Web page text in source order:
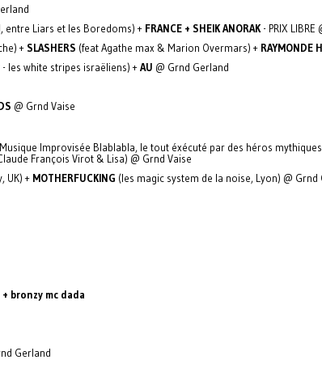
entre Liars et les Boredoms) + FRANCE + SHEIK ANORAK- PRIX
+ SLASHERS (feat Agathe max & Marion Overmars) + RAYMONDE
les white stripes israëliens) +AU @ Grnd Gerland
@ Grnd Vaise
Improvisée Blablabla, le tout éxécuté par des héros
François Virot & Lisa) @ Grnd Vaise
UK) + MOTHERFUCKING (les magic system de la noise, Lyon) @ Grnd
bronzy mc dada
Gerland